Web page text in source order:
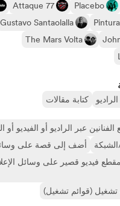
Placebo
Attaque 77
Gustavo Santaolalla
The Mars Volta
كتابة مقالات
عبر الراديو أو الفيديو أو
الشبكة
أضف إلى قصة على
فيديو قصير على وسائل
تشغيل (قوائم تشغيل)